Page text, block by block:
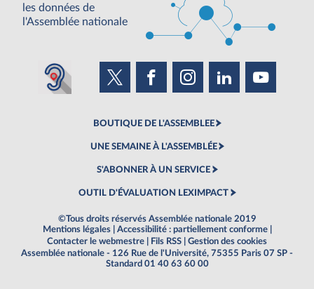
les données de
l'Assemblée nationale
BOUTIQUE DE L'ASSEMBLEE
UNE SEMAINE À L'ASSEMBLÉE
S'ABONNER À UN SERVICE
OUTIL D'ÉVALUATION LEXIMPACT
©Tous droits réservés Assemblée nationale 2019
Mentions légales
Accessibilité : partiellement conforme
Contacter le webmestre
Fils RSS
Gestion des cookies
Assemblée nationale - 126 Rue de l'Université, 75355 Paris 07 SP -
Standard 01 40 63 60 00